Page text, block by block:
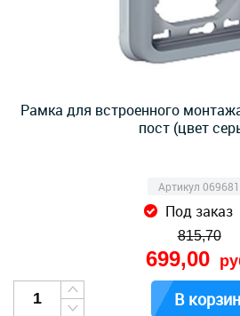
Рамка для встроенного
пост (цвет
Артикул 069681
Под заказ
815,70
699,00
В